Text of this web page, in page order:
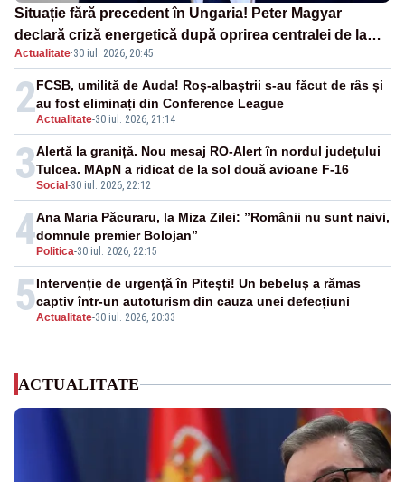
Situație fără precedent în Ungaria! Peter Magyar
declară criză energetică după oprirea centralei de la
Paks
Actualitate·30 iul. 2026, 20:45
2Actualitate-30 iul. 2026, 21:14
FCSB, umilită de Auda! Roș-albaștrii s-au făcut de râs și
au fost eliminați din Conference League
3Social -30 iul. 2026, 22:12
Alertă la graniță. Nou mesaj RO-Alert în nordul județului
Tulcea. MApN a ridicat de la sol două avioane F-16
4 Politica-30 iul. 2026, 22:15
Ana Maria Păcuraru, la Miza Zilei: ”Românii nu sunt naivi,
domnule premier Bolojan”
5Actualitate-30 iul. 2026, 20:33
Intervenție de urgență în Pitești! Un bebeluș a rămas
captiv într-un autoturism din cauza unei defecțiuni
ACTUALITATE